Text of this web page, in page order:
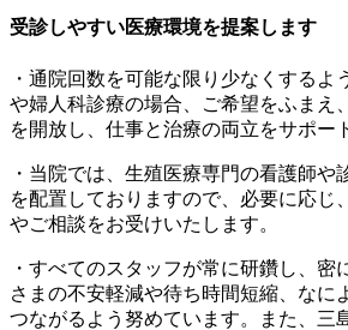
受診しやすい医療環境を提案します
・通院回数を可能な限り少なくするよ
や婦人科診療の場合、ご希望をふまえ
を開放し、仕事と治療の両立をサポー
・当院では、生殖医療専門の看護師や
を配置しておりますので、必要に応じ
やご相談をお受けいたします。
・すべてのスタッフが常に研鑽し、密
さまの不安軽減や待ち時間短縮、なに
つながるよう努めています。また、三